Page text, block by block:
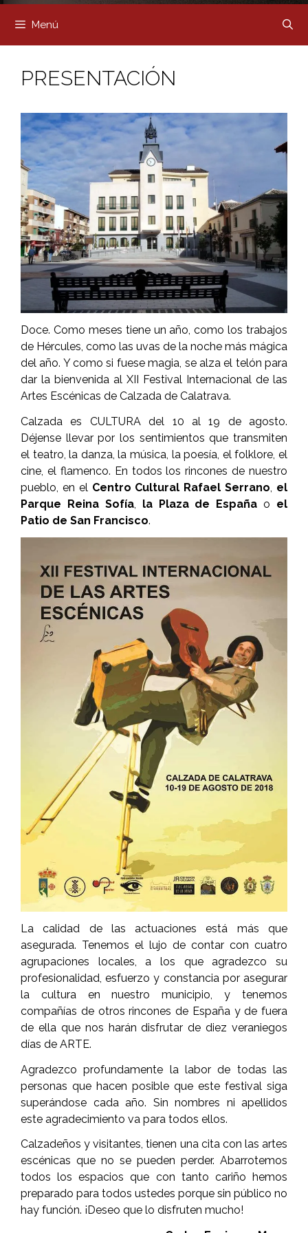
Menú
PRESENTACIÓN
Doce. Como meses tiene un año, como los trabajos
de Hércules, como las uvas de la noche más mágica
del año. Y como si fuese magia, se alza el telón para
dar la bienvenida al XII Festival Internacional de las
Artes Escénicas de Calzada de Ca­latrava.
Calzada es CULTURA del 10 al 19 de agos­to.
Déjense llevar por los sentimientos que transmiten
el teatro, la danza, la mú­sica, la poesía, el folklore, el
cine, el fla­menco. En todos los rincones de nuestro
pueblo, en el Centro Cultural Rafael Se­rrano el
Parque Reina Sofía, la Plaza de España o el
Patio de San Francisco.
La calidad de las actuaciones está más que
asegurada. Tenemos el lujo de contar con cuatro
agrupaciones locales, a los que agradezco su
profesionalidad, esfuerzo y constancia por asegurar
la cultura en nuestro municipio, y tenemos
compañías de otros rincones de España y de fuera
de ella que nos harán disfrutar de diez vera­niegos
días de ARTE.
Agradezco profundamente la labor de to­das las
personas que hacen posible que este festival siga
superándose cada año. Sin nombres ni apellidos
este agradeci­miento va para todos ellos.
Calzadeños y visitantes, tienen una cita con las artes
escénicas que no se pueden perder. Abarrotemos
todos los espacios que con tanto cariño hemos
preparado para todos ustedes porque sin público no
hay función. ¡Deseo que lo disfruten mucho!